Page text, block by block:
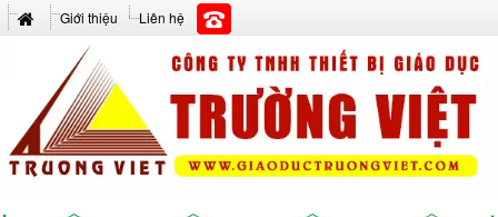
Giới thiệu Liên hệ